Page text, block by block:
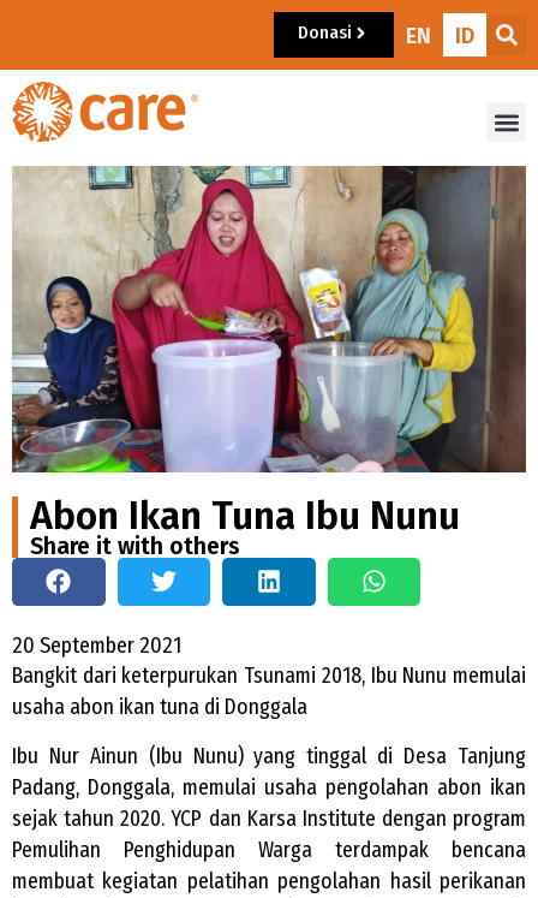
Donasi EN ID
Abon Ikan Tuna Ibu Nunu
Share it with others
20 September 2021
Bangkit dari keterpurukan Tsunami 2018, Ibu Nunu memulai
usaha abon ikan tuna di Donggala
Ibu Nur Ainun (Ibu Nunu) yang tinggal di Desa Tanjung
Padang, Donggala, memulai usaha pengolahan abon ikan
sejak tahun 2020. YCP dan Karsa Institute dengan program
Pemulihan Penghidupan Warga terdampak bencana
membuat kegiatan pelatihan pengolahan hasil perikanan